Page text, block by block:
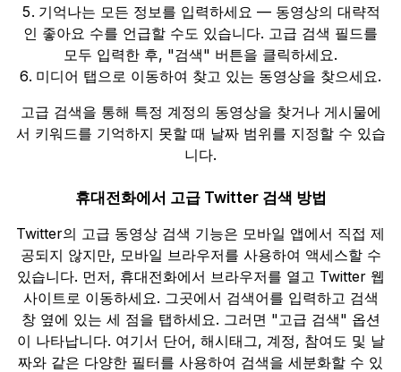
기억나는 모든 정보를 입력하세요 — 동영상의 대략적
인 좋아요 수를 언급할 수도 있습니다. 고급 검색 필드를
모두 입력한 후, "검색" 버튼을 클릭하세요.
미디어 탭으로 이동하여 찾고 있는 동영상을 찾으세요.
고급 검색을 통해 특정 계정의 동영상을 찾거나 게시물에
서 키워드를 기억하지 못할 때 날짜 범위를 지정할 수 있습
니다.
휴대전화에서 고급 Twitter 검색 방법
Twitter의 고급 동영상 검색 기능은 모바일 앱에서 직접 제
공되지 않지만, 모바일 브라우저를 사용하여 액세스할 수
있습니다. 먼저, 휴대전화에서 브라우저를 열고 Twitter 웹
사이트로 이동하세요. 그곳에서 검색어를 입력하고 검색
창 옆에 있는 세 점을 탭하세요. 그러면 "고급 검색" 옵션
이 나타납니다. 여기서 단어, 해시태그, 계정, 참여도 및 날
짜와 같은 다양한 필터를 사용하여 검색을 세분화할 수 있